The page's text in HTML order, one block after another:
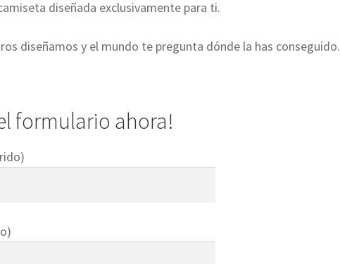
diseñada exclusivamente para ti.
diseñamos y el mundo te pregunta dónde la has conseguido.
formulario ahora!